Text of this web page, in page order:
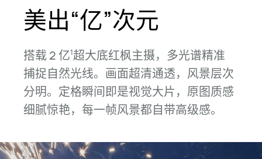
美出“亿”次元
搭载 2 亿1超大底红枫主摄，多光谱精准
捕捉自然光线。画面超清通透，风景层次
分明。 定格瞬间即是视觉大片，原图质感
细腻惊艳，每一帧风景都自带高级感。